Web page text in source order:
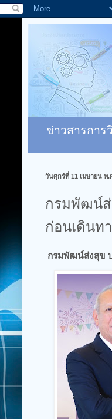
ข่าวสารการ
วันศุกร์ที่ 11 เมษายน พ.
กรมพัฒน์ส่
ก่อนเดินท
กรมพัฒน์ส่งสุข บ